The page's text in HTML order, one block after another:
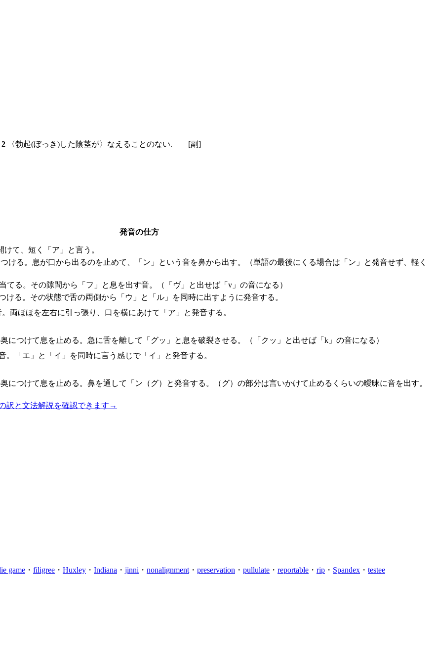
2 〈勃起(ぼっき)した陰茎が〉なえることのない. [副]
発音の仕方
て、短く「ア」と言う。
ける。息が口から出るのを止めて、「ン」という音を鼻から出す。（単語の最後にくる場合は「ン」と発音せず、軽く
てる。その隙間から「フ」と息を出す音。（「ヴ」と出せば「v」の音になる）
ける。その状態で舌の両側から「ウ」と「ル」を同時に出すように発音する。
両ほほを左右に引っ張り、口を横にあけて「ア」と発音する。
につけて息を止める。急に舌を離して「グッ」と息を破裂させる。（「クッ」と出せば「k」の音になる）
。「エ」と「イ」を同時に言う感じで「イ」と発音する。
につけて息を止める。鼻を通して「ン（グ）と発音する。（グ）の部分は言いかけて止めるくらいの曖昧に音を出す。
訳と文法解説を確認できます →
game ・ filigree ・ Huxley ・ Indiana ・ jinni ・ nonalignment ・ preservation ・ pullulate ・ reportable ・ rip ・ Spandex ・ testee